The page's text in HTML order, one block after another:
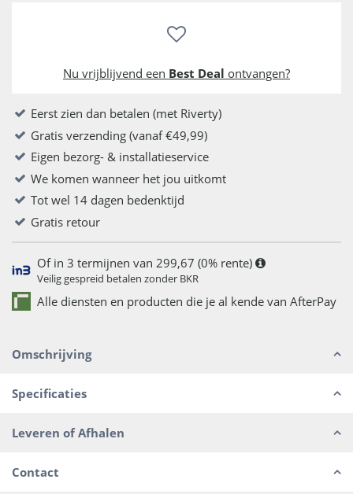
Nu vrijblijvend een Best Deal ontvangen?
Eerst zien dan betalen (met Riverty)
Gratis verzending (vanaf €49,99)
Eigen bezorg- & installatieservice
We komen wanneer het jou uitkomt
Tot wel 14 dagen bedenktijd
Gratis retour
Of in 3 termijnen van 299,67 (0% rente)
Veilig gespreid betalen zonder BKR
Alle diensten en producten die je al kende van AfterPay
Omschrijving
Specificaties
Leveren of Afhalen
Contact